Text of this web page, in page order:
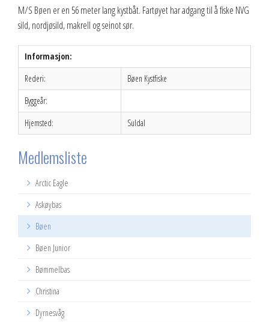
M/S Bøen er en 56 meter lang kystbåt. Fartøyet har adgang til å fiske NVG
sild, nordjøsild, makrell og seinot sør.
Informasjon:
Rederi:
Bøen Kystfiske
Byggeår:
Hjemsted:
Suldal
Medlemsliste
Arctic Eagle
Askøybas
Bøen
Bøen Junior
Bømmelbas
Christina
Dyrnesvåg